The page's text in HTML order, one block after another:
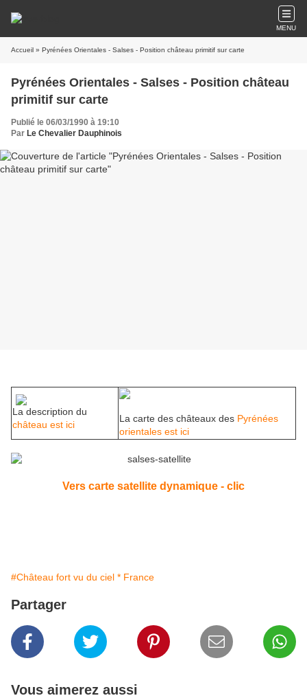
MENU
Accueil » Pyrénées Orientales - Salses - Position château primitif sur carte
Pyrénées Orientales - Salses - Position château
primitif sur carte
Publié le 06/03/1990 à 19:10
Par Le Chevalier Dauphinois
La description du
château est ici
La carte des châteaux des Pyrénées
orientales est ici
Vers carte satellite dynamique - clic
#Château fort vu du ciel * France
Partager
Vous aimerez aussi